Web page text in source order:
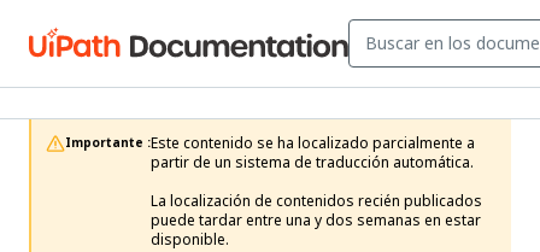
Importante :Este contenido se ha localizado parcialmente a
partir de un sistema de traducción automática.
La localización de contenidos recién publicados
puede tardar entre una y dos semanas en estar
disponible.